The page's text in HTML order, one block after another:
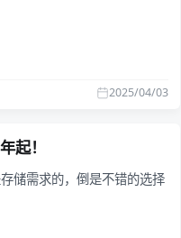
2025/04/03
起！
储需求的，倒是不错的选择